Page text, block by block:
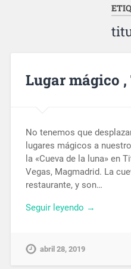
Lugar mágico
No tenemos que
lugares mágicos a
la «Cueva de la luna» en
Vegas, Magmadrid. La
restaurante, y son…
Seguir leyendo →
abril 28, 2019